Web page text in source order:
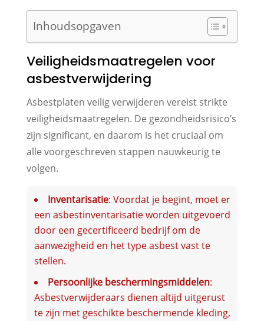
Inhoudsopgaven
Veiligheidsmaatregelen voor
asbestverwijdering
Asbestplaten veilig verwijderen vereist strikte
veiligheidsmaatregelen. De gezondheidsrisico’s
zijn significant, en daarom is het cruciaal om
alle voorgeschreven stappen nauwkeurig te
volgen.
Inventarisatie: Voordat je begint, moet er
een asbestinventarisatie worden uitgevoerd
door een gecertificeerd bedrijf om de
aanwezigheid en het type asbest vast te
stellen.
Persoonlijke beschermingsmiddelen:
Asbestverwijderaars dienen altijd uitgerust
te zijn met geschikte beschermende kleding,